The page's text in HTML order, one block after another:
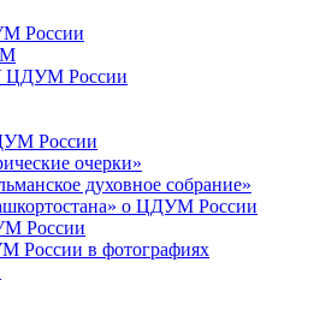
России
ЦДУМ России
России
очерки»
духовное собрание»
о ЦДУМ России
России
России в фотографиях